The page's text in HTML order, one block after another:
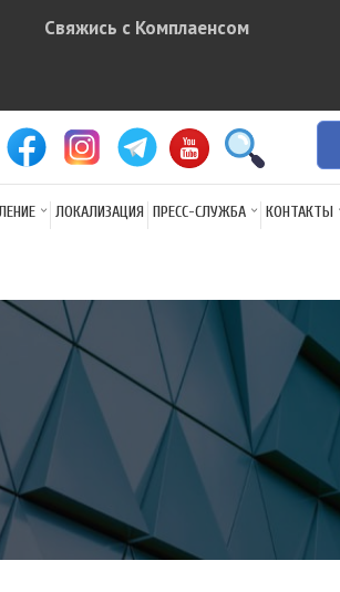
arrow
Свяжись с Комплаенсом
ЛОКАЛИЗАЦИЯ ПРЕСС-СЛУЖБА КОНТАКТЫ